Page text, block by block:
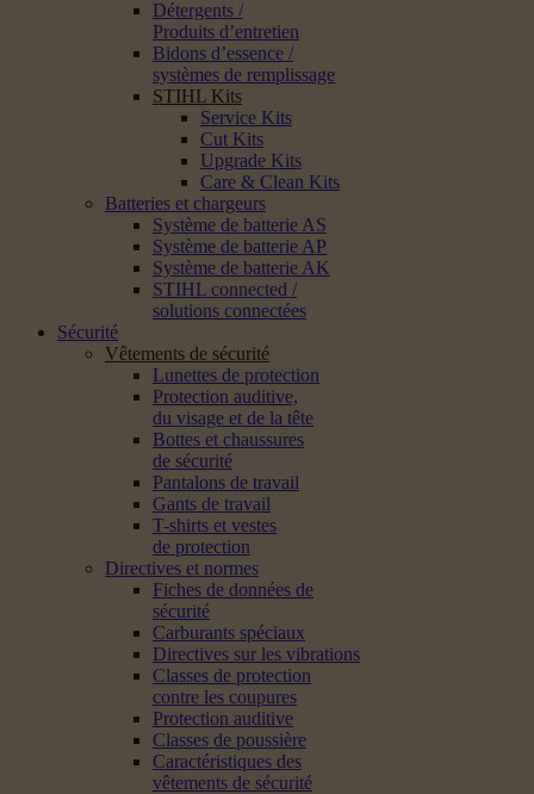
Détergents /
Produits d’entretien
Bidons d’essence /
systèmes de remplissage
STIHL Kits
Service Kits
Cut Kits
Upgrade Kits
Care & Clean Kits
Batteries et chargeurs
Système de batterie AS
Système de batterie AP
Système de batterie AK
STIHL connected /
solutions connectées
Sécurité
Vêtements de sécurité
Lunettes de protection
Protection auditive,
du visage et de la tête
Bottes et chaussures
de sécurité
Pantalons de travail
Gants de travail
T-shirts et vestes
de protection
Directives et normes
Fiches de données de
sécurité
Carburants spéciaux
Directives sur les vibrations
Classes de protection
contre les coupures
Protection auditive
Classes de poussière
Caractéristiques des
vêtements de sécurité